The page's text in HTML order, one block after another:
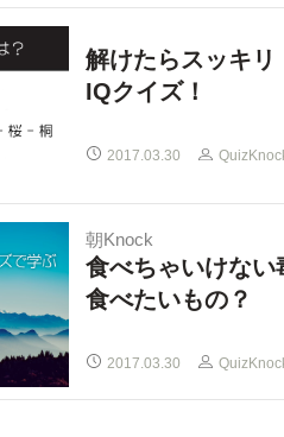
解けたらスッキ
IQクイズ！
2017.03.30
朝Knock
食べちゃいけな
食べたいもの？
2017.03.30